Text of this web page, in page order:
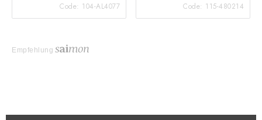
Code: 104-AL4077 Code: 115-480214
Empfehlung